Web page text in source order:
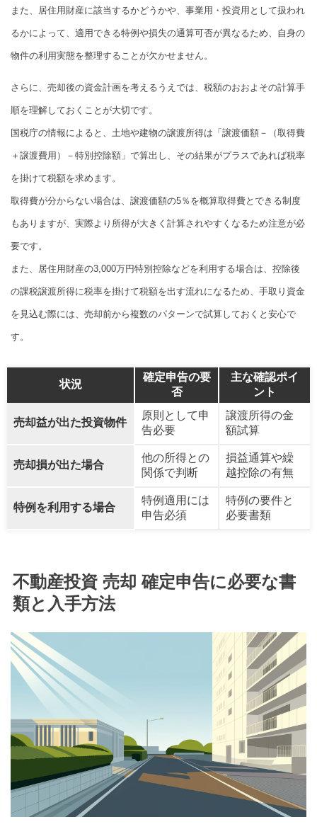
また、居住用財産に該当するかどうかや、事業用・投資用として扱われ
るかによって、適用できる特例や損失の通算可否が異なるため、自身の
物件の利用実態を整理することが欠かせません。
さらに、売却後の資金計画を考えるうえでは、税額のおおよその計算手
順を理解しておくことが大切です。
国税庁の情報によると、土地や建物の譲渡所得は「譲渡価額－（取得費
＋譲渡費用）－特別控除額」で算出し、その結果がプラスであれば税率
を掛けて税額を求めます。
取得費が分からない場合は、譲渡価額の5％を概算取得費とできる制度
もありますが、実際より所得が大きく計算されやすくなるため注意が必
要です。
また、居住用財産の3,000万円特別控除などを利用する場合は、控除後
の課税譲渡所得に税率を掛けて税額を出す流れになるため、手取り資金
を見込む際には、売却前から複数のパターンで試算しておくと安心で
す。
状況
確定申告の要
否
主な確認ポイ
ント
売却益が出た投資物件
原則として申
告必要
譲渡所得の金
額試算
売却損が出た場合
他の所得との
関係で判断
損益通算や繰
越控除の有無
特例を利用する場合
特例適用には
申告必須
特例の要件と
必要書類
不動産投資 売却 確定申告に必要な書
類と入手方法